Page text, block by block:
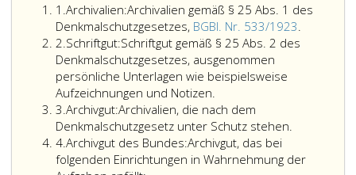
1.Ziffer
eins
Archivalien:Archivalien gemäß § 25 Abs. 1 des
Denkmalschutzgesetzes, BGBl. Nr. 533/1923.
2.Ziffer
2
Schriftgut:Schriftgut gemäß § 25 Abs. 2 des
Denkmalschutzgesetzes, ausgenommen
persönliche Unterlagen wie beispielsweise
Aufzeichnungen und Notizen.
gemäß
Paragraph
25,
Absatz
3.Ziffer
3
Archivgut:Archivalien, die nach dem
Denkmalschutzgesetz unter Schutz stehen.
4.Ziffer
4
Archivgut des Bundes:Archivgut, das bei
folgenden Einrichtungen in Wahrnehmung der